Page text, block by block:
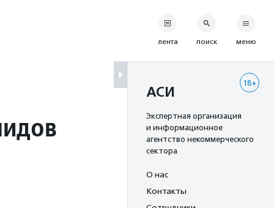
лента поиск меню
18+
АСИ
Экспертная организация
и информационное
агентство некоммерческого
сектора
О нас
Контакты